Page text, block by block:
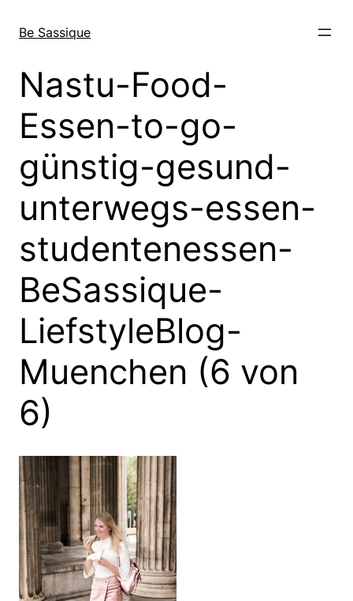
zum
wechseln
Be Sassique
Nastu-Food-
Essen-to-go-
günstig-gesund-
unterwegs-essen-
studentenessen-
BeSassique-
LiefstyleBlog-
Muenchen (6 von
6)